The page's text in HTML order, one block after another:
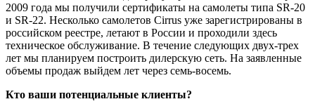
2009 года мы получили сертификаты на самолеты типа SR-20
и SR-22. Несколько самолетов Cirrus уже зарегистрированы в
российском реестре, летают в России и проходили здесь
техническое обслуживание. В течение следующих двух-трех
лет мы планируем построить дилерскую сеть. На заявленные
объемы продаж выйдем лет через семь-восемь.
Кто ваши потенциальные клиенты?